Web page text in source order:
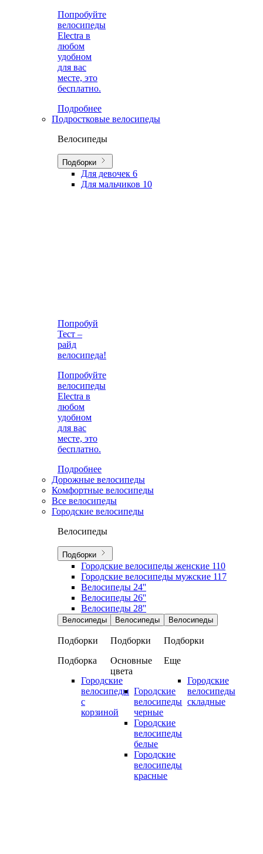
Попробуйте
велосипеды
Electra в
любом
удобном
для вас
месте, это
бесплатно.
Подробнее
Подростковые велосипеды
Велосипеды
Подборки
Для девочек 6
Для мальчиков 10
Попробуй
Тест –
райд
велосипеда!
Попробуйте
велосипеды
Electra в
любом
удобном
для вас
месте, это
бесплатно.
Подробнее
Дорожные велосипеды
Комфортные велосипеды
Все велосипеды
Городские велосипеды
Велосипеды
Подборки
Городские велосипеды женские 110
Городские велосипеды мужские 117
Велосипеды 24''
Велосипеды 26''
Велосипеды 28''
Велосипеды
Подборки
Подборка
Городские
велосипеды
с
корзиной
Велосипеды
Подборки
Основные
цвета
Городские
велосипеды
черные
Городские
велосипеды
белые
Городские
велосипеды
красные
Велосипеды
Подборки
Еще
Городские
велосипеды
складные